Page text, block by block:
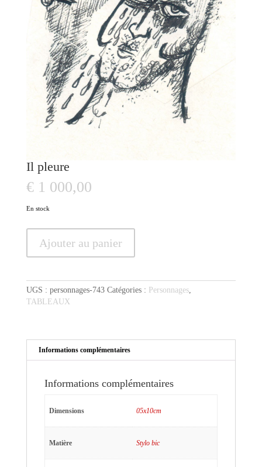
Il pleure
€1 000,00
En stock
Il
Ajouter au panier
UGS : personnages-743 Catégories : Personnages,
TABLEAUX
Informations complémentaires
Informations complémentaires
Dimensions 05x10cm
Matière Stylo bic